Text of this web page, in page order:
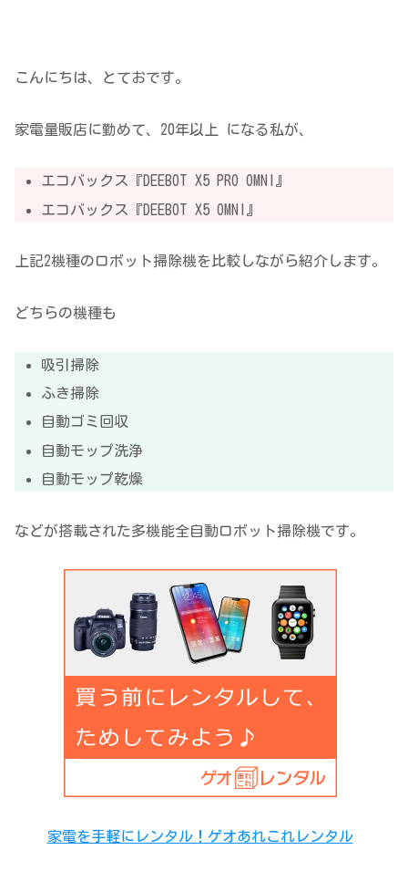
こんにちは、とておです。
家電量販店に勤めて、20年以上 になる私が、
エコバックス『DEEBOT X5 PRO OMNI』
エコバックス『DEEBOT X5 OMNI』
上記2機種のロボット掃除機を比較しながら紹介します。
どちらの機種も
吸引掃除
ふき掃除
自動ゴミ回収
自動モップ洗浄
自動モップ乾燥
などが搭載された多機能全自動ロボット掃除機です。
家電を手軽にレンタル！ゲオあれこれレンタル